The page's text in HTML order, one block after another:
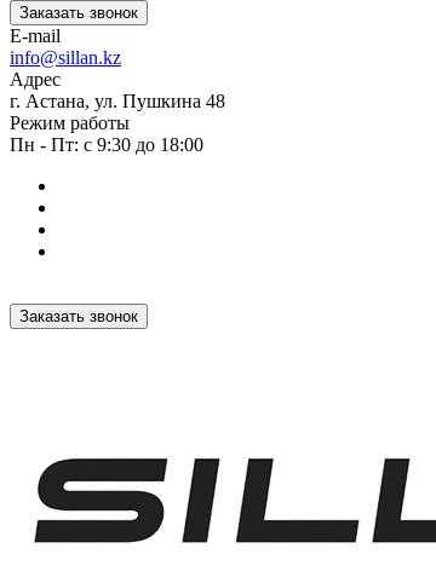
Заказать звонок
E-mail
info@sillan.kz
Адрес
г. Астана, ул. Пушкина 48
Режим работы
Пн - Пт: с 9:30 до 18:00
Заказать звонок